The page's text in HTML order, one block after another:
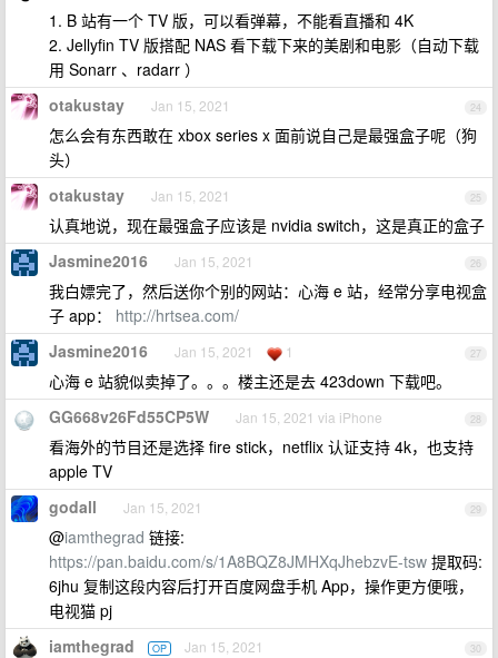
1. B 站有一个 TV 版，可以看弹幕，不能看直播和 4K
2. Jellyfin TV 版搭配 NAS 看下载下来的美剧和电影（自动下载
用 Sonarr 、radarr ）
24
otakustay Jan 15, 2021
怎么会有东西敢在 xbox series x 面前说自己是最强盒子呢（狗
头）
25
otakustay Jan 15, 2021
认真地说，现在最强盒子应该是 nvidia switch，这是真正的盒子
26
Jasmine2016 Jan 15, 2021
我白嫖完了，然后送你个别的网站：心海 e 站，经常分享电视盒
子 app： http://hrtsea.com/
27
Jasmine2016 Jan 15, 2021 1
心海 e 站貌似卖掉了。。。楼主还是去 423down 下载吧。
28
GG668v26Fd55CP5W Jan 15, 2021 via iPhone
看海外的节目还是选择 fire stick，netflix 认证支持 4k，也支持
apple TV
29
godall Jan 15, 2021
@iamthegrad 链接:
https://pan.baidu.com/s/1A8BQZ8JMHXqJhebzvE-tsw 提取码:
6jhu 复制这段内容后打开百度网盘手机 App，操作更方便哦，
电视猫 pj
30
iamthegrad OP Jan 15, 2021